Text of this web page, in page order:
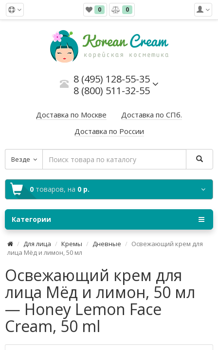
0 0
8 (495) 128-55-35
8 (800) 511-32-55
Доставка по Москве
Доставка по СПб.
Доставка по России
Везде
0 товаров, на 0 р.
Категории
Для лица Кремы Дневные
Освежающий крем для
лица Мёд и лимон, 50 мл
Освежающий крем для
лица Мёд и лимон, 50 мл
— Honey Lemon Face
Cream, 50 ml